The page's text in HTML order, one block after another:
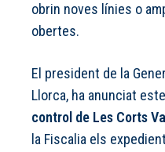
obrin noves línies o
obertes.
El president de la
Llorca, ha anunciat
control de Les Corts
la Fiscalia els